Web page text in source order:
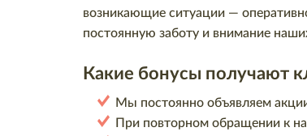
возникающие ситуации —
постоянную заботу и внимание
Какие бонусы получают
Мы постоянно объявляем
При повторном обращении к